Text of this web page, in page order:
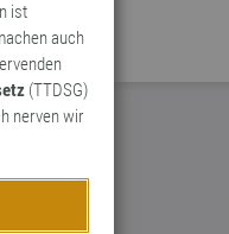
ist
auch
(TTDSG)
nerven wir